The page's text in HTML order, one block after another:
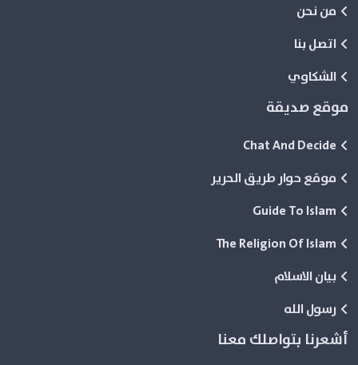
من نحن
اتصل بنا
الشكاوي
موقع صديقة
Chat And Decide
موقع حوار طريق الحرير
Guide To Islam
The Religion Of Islam
بيان الاسلام
رسول الله
أشعرنا بتواصلك معنا